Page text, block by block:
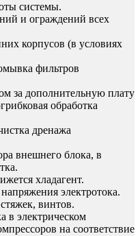
системы.
и ограждений всех
корпусов (в условиях
фильтров
за дополнительную плату
обработка
дренажа
внешнего блока, в
хладагент.
электротока.
винтов.
в электрическом
на соответствие